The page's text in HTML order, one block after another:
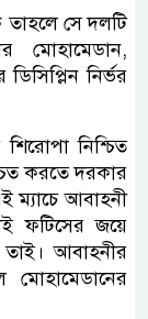
তাহলে সে দলটি
মোহামেডান,
নির্ভর
নিশ্চিত
করতে দরকার
ম্যাচে আবাহনী
ফটিসের জয়ে
তাই। আবাহনীর